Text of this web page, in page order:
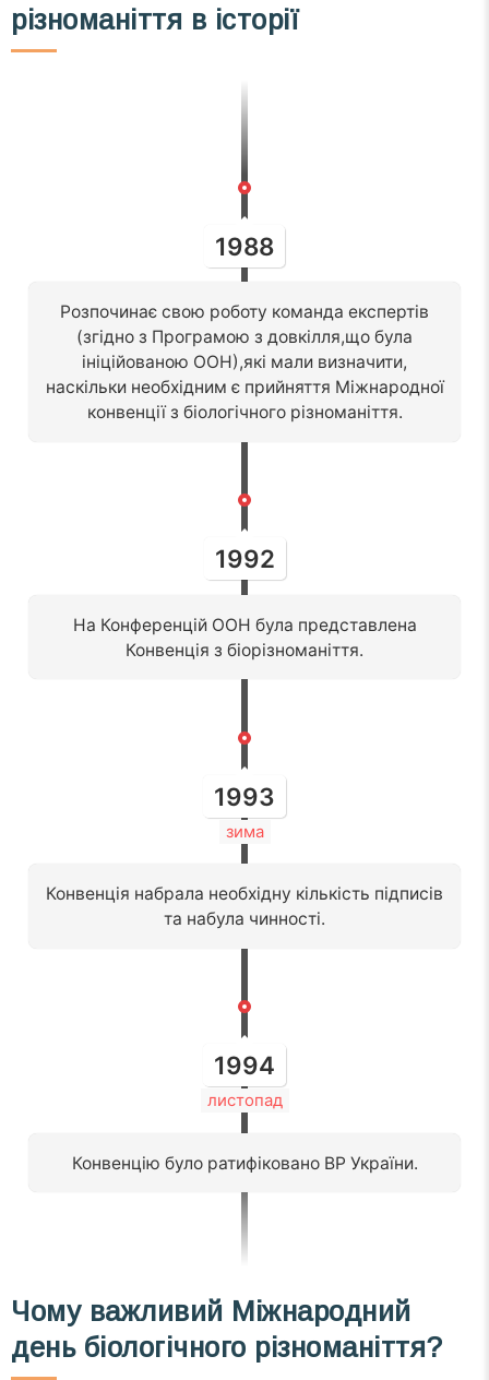
різноманіття в історії
1988
Розпочинає свою роботу команда експертів
(згідно з Програмою з довкілля,що була
ініційованою ООН),які мали визначити,
наскільки необхідним є прийняття Міжнародної
конвенції з біологічного різноманіття.
1992
На Конференцій ООН була представлена
Конвенція з біорізноманіття.
1993
зима
Конвенція набрала необхідну кількість підписів
та набула чинності.
1994
листопад
Конвенцію було ратифіковано ВР України.
Чому важливий Міжнародний
день біологічного різноманіття?